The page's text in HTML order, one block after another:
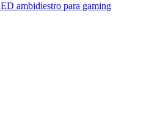
ambidiestro para gaming